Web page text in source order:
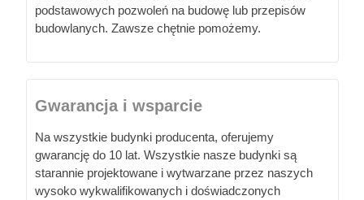
podstawowych pozwoleń na budowę lub przepisów
budowlanych. Zawsze chętnie pomożemy.
Gwarancja i wsparcie
Na wszystkie budynki producenta, oferujemy
gwarancję do 10 lat. Wszystkie nasze budynki są
starannie projektowane i wytwarzane przez naszych
wysoko wykwalifikowanych i doświadczonych